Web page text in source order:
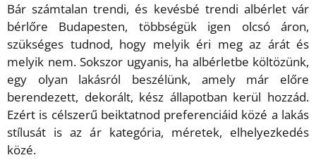
Bár számtalan trendi, és kevésbé trendi albérlet vár
bérlőre Budapesten, többségük igen olcsó áron,
szükséges tudnod, hogy melyik éri meg az árát és
melyik nem. Sokszor ugyanis, ha albérletbe költözünk,
egy olyan lakásról beszélünk, amely már előre
berendezett, dekorált, kész állapotban kerül hozzád.
Ezért is célszerű beiktatnod preferenciáid közé a lakás
stílusát is az ár kategória, méretek, elhelyezkedés
közé.